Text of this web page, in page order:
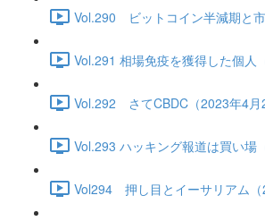
Vol.290 ビットコイン半減期と
Vol.291 相場免疫を獲得した個人
Vol.292 さてCBDC（2023年4月
Vol.293 ハッキング報道は買い場
Vol294 押し目とイーサリアム